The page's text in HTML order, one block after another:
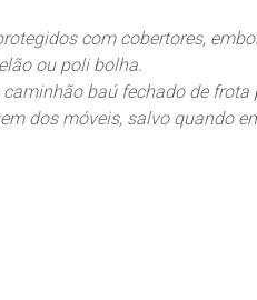
com cobertores,
ou poli bolha.
caminhão baú fechado de frota
dos móveis, salvo quando